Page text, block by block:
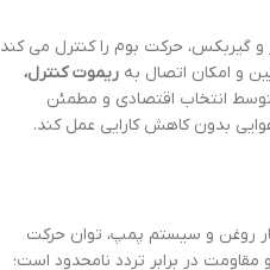
و گیربکس، حرکت بوم را کنترل می کند
و امکان اتصال به ریموت کنترل،
انتخاب اقتصادی و مطمئن
بدون کاهش کارایی عمل کند.
روغن و سیستم پمپ، توان حرکت
در برابر تردد نامحدود است؛